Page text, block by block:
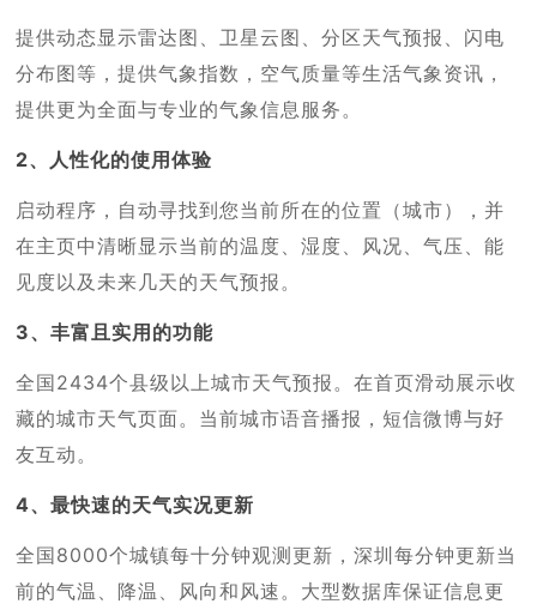
提供动态显示雷达图、卫星云图、分区天气预报、闪电
分布图等，提供气象指数，空气质量等生活气象资讯，
提供更为全面与专业的气象信息服务。
2、人性化的使用体验
启动程序，自动寻找到您当前所在的位置（城市），并
在主页中清晰显示当前的温度、湿度、风况、气压、能
见度以及未来几天的天气预报。
3、丰富且实用的功能
全国2434个县级以上城市天气预报。在首页滑动展示收
藏的城市天气页面。当前城市语音播报，短信微博与好
友互动。
4、最快速的天气实况更新
全国8000个城镇每十分钟观测更新，深圳每分钟更新当
前的气温、降温、风向和风速。大型数据库保证信息更